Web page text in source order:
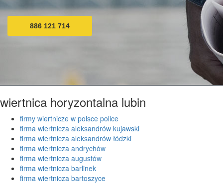
886 121 714
wiertnica horyzontalna lubin
firmy wiertnicze w polsce police
firma wiertnicza aleksandrów kujawski
firma wiertnicza aleksandrów łódzki
firma wiertnicza andrychów
firma wiertnicza augustów
firma wiertnicza barlinek
firma wiertnicza bartoszyce